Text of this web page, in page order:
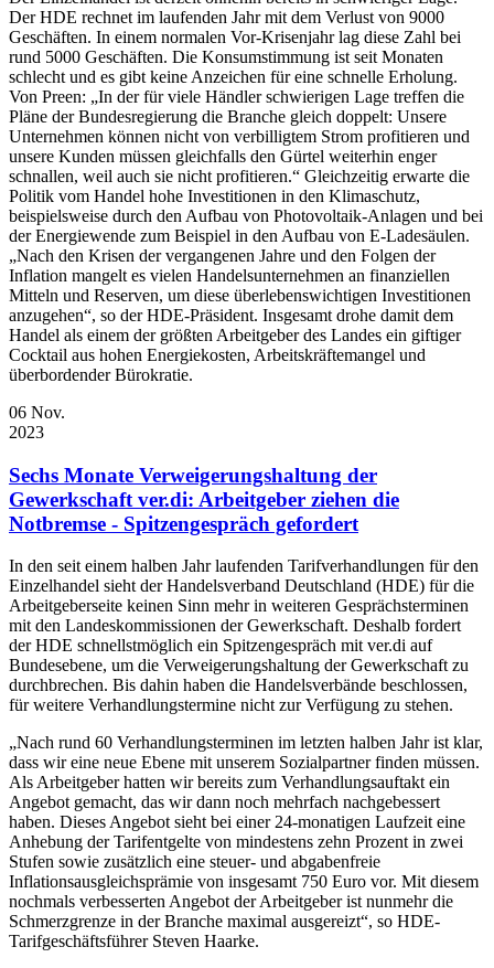
Der HDE rechnet im laufenden Jahr mit dem Verlust von 9000
Geschäften. In einem normalen Vor-Krisenjahr lag diese Zahl bei
rund 5000 Geschäften. Die Konsumstimmung ist seit Monaten
schlecht und es gibt keine Anzeichen für eine schnelle Erholung.
Von Preen: „In der für viele Händler schwierigen Lage treffen die
Pläne der Bundesregierung die Branche gleich doppelt: Unsere
Unternehmen können nicht von verbilligtem Strom profitieren und
unsere Kunden müssen gleichfalls den Gürtel weiterhin enger
schnallen, weil auch sie nicht profitieren.“ Gleichzeitig erwarte die
Politik vom Handel hohe Investitionen in den Klimaschutz,
beispielsweise durch den Aufbau von Photovoltaik-Anlagen und bei
der Energiewende zum Beispiel in den Aufbau von E-Ladesäulen.
„Nach den Krisen der vergangenen Jahre und den Folgen der
Inflation mangelt es vielen Handelsunternehmen an finanziellen
Mitteln und Reserven, um diese überlebenswichtigen Investitionen
anzugehen“, so der HDE-Präsident. Insgesamt drohe damit dem
Handel als einem der größten Arbeitgeber des Landes ein giftiger
Cocktail aus hohen Energiekosten, Arbeitskräftemangel und
überbordender Bürokratie.
06 Nov.
2023
Sechs Monate Verweigerungshaltung der
Gewerkschaft ver.di: Arbeitgeber ziehen die
Notbremse - Spitzengespräch gefordert
In den seit einem halben Jahr laufenden Tarifverhandlungen für den
Einzelhandel sieht der Handelsverband Deutschland (HDE) für die
Arbeitgeberseite keinen Sinn mehr in weiteren Gesprächsterminen
mit den Landeskommissionen der Gewerkschaft. Deshalb fordert
der HDE schnellstmöglich ein Spitzengespräch mit ver.di auf
Bundesebene, um die Verweigerungshaltung der Gewerkschaft zu
durchbrechen. Bis dahin haben die Handelsverbände beschlossen,
für weitere Verhandlungstermine nicht zur Verfügung zu stehen.
„Nach rund 60 Verhandlungsterminen im letzten halben Jahr ist klar,
dass wir eine neue Ebene mit unserem Sozialpartner finden müssen.
Als Arbeitgeber hatten wir bereits zum Verhandlungsauftakt ein
Angebot gemacht, das wir dann noch mehrfach nachgebessert
haben. Dieses Angebot sieht bei einer 24-monatigen Laufzeit eine
Anhebung der Tarifentgelte von mindestens zehn Prozent in zwei
Stufen sowie zusätzlich eine steuer- und abgabenfreie
Inflationsausgleichsprämie von insgesamt 750 Euro vor. Mit diesem
nochmals verbesserten Angebot der Arbeitgeber ist nunmehr die
Schmerzgrenze in der Branche maximal ausgereizt“, so HDE-
Tarifgeschäftsführer Steven Haarke.